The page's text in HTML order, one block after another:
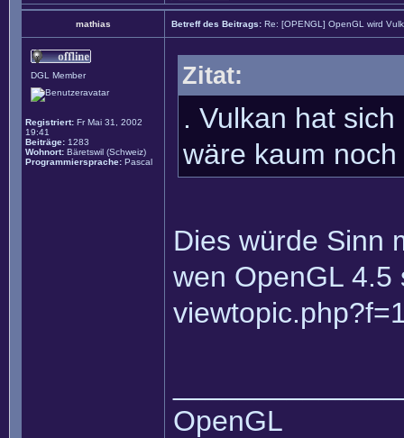
mathias Betreff des Beitrags: Re: [OPENGL] OpenGL wird
DGL Member
Registriert: Fr Mai 31, 2002
19:41
Beiträge: 1283
Wohnort: Bäretswil (Schweiz)
Programmiersprache: Pascal
Zitat:
. Vulkan hat
wäre kaum
Dies würde Sinn
wen OpenGL
OpenGL